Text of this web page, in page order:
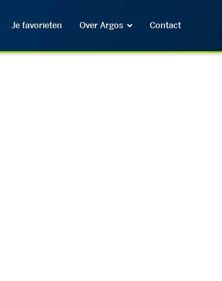
Je favorieten Over Argos Contact